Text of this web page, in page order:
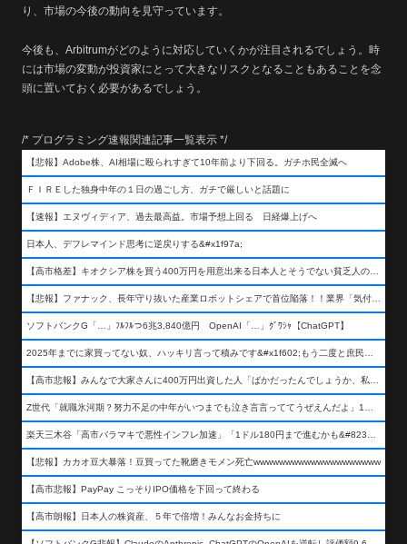
り、市場の今後の動向を見守っています。
今後も、Arbitrumがどのように対応していくかが注目されるでしょう。時
には市場の変動が投資家にとって大きなリスクとなることもあることを念
頭に置いておく必要があるでしょう。
/* プログラミング速報関連記事一覧表示 */
【悲報】Adobe株、AI相場に殴られすぎて10年前より下回る。ガチホ民全滅へ
ＦＩＲＥした独身中年の１日の過ごし方、ガチで厳しいと話題に
【速報】エヌヴィディア、過去最高益。市場予想上回る 日経爆上げへ
日本人、デフレマインド思考に逆戻りする&#x1f97a;
ソフトバンクG「…」ﾌﾙﾌﾙつ6兆3,840億円 OpenAI「…」ｸﾞﾜｼｬ【ChatGPT】
【悲報】カカオ豆大暴落！豆買ってた靴磨きモメン死亡wwwwwwwwwwwwwwwwwwww
【高市悲報】PayPay こっそりIPO価格を下回って終わる
【高市朗報】日本人の株資産、５年で倍増！みんなお金持ちに